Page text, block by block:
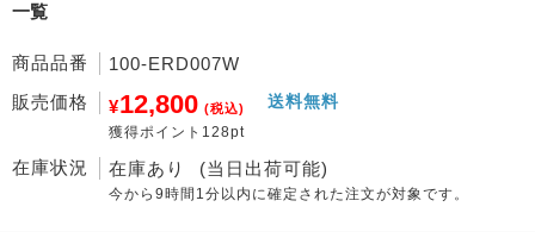
一覧
商品品番
100-ERD007W
販売価格
¥12,800 (税込)
獲得ポイント128pt
送料無料
在庫状況 在庫あり (当日出荷可能)
今から9時間1分 以内に確定された注文が対象です。